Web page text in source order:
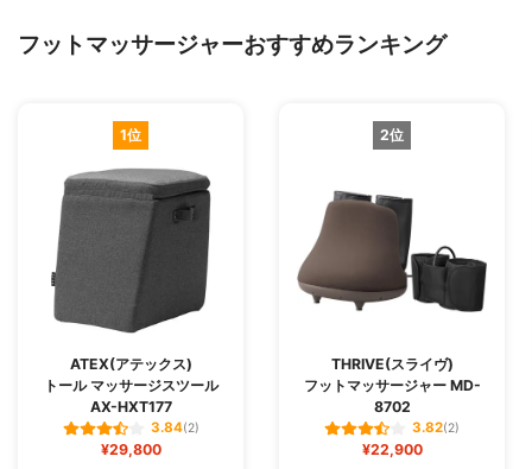
フットマッサージャーおすすめランキング
1位
ATEX(アテックス)
トール マッサージスツール
AX-HXT177
3.84(2)
¥29,800
2位
THRIVE(スライヴ)
フットマッサージャー MD-
8702
3.82(2)
¥22,900